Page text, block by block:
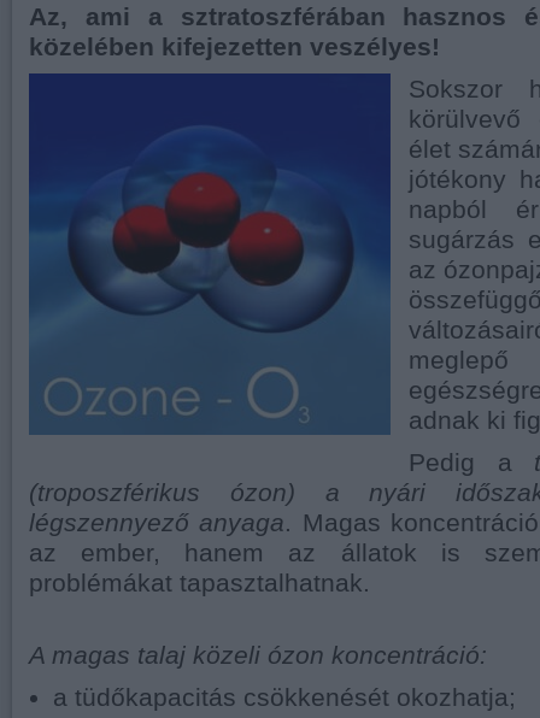
Az, ami a sztratoszférában hasznos
közelében kifejezetten veszélyes!
Sokszor
körülvevő
élet
jótékony
napból
sugárzás
az
adnak ki
Pedig a
(troposzférikus ózon) a nyári
légszennyező anyaga. Magas
az ember, hanem az állatok is
problémákat tapasztalhatnak.
A magas talaj közeli ózon koncentráció:
a tüdőkapacitás csökkenését okozhatja;